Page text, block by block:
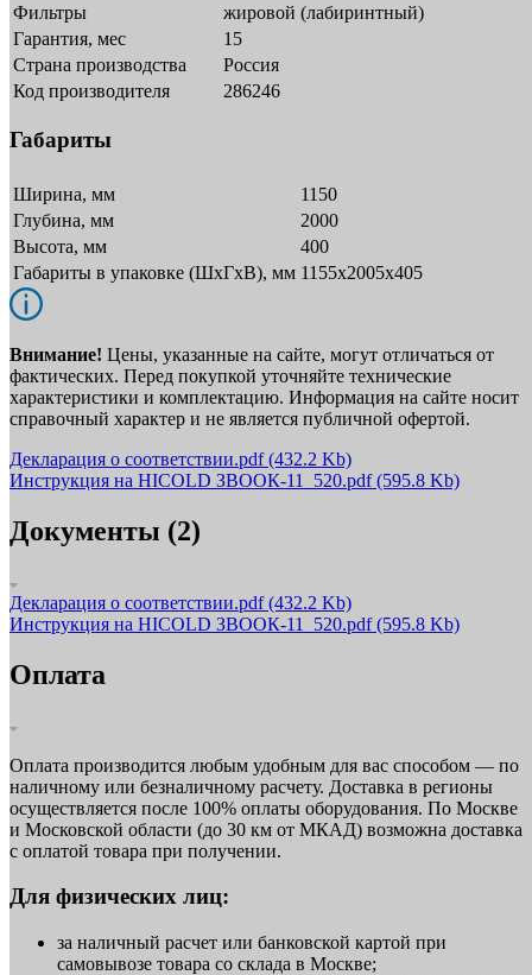
Фильтры
жировой (лабиринтный)
Гарантия, мес
15
Страна производства
Россия
Код производителя
286246
Габариты
Ширина, мм
1150
Глубина, мм
2000
Высота, мм
400
Габариты в упаковке (ШxГxВ), мм 1155x2005x405
Внимание! Цены, указанные на сайте, могут отличаться от
фактических. Перед покупкой уточняйте технические
характеристики и комплектацию. Информация на сайте носит
справочный характер и не является публичной офертой.
Декларация о соответствии.pdf(432.2 Kb)
Инструкция на HICOLD ЗВООК-11_520.pdf(595.8 Kb)
Документы (2)
Декларация о соответствии.pdf(432.2 Kb)
Инструкция на HICOLD ЗВООК-11_520.pdf(595.8 Kb)
Оплата
Оплата производится любым удобным для вас способом — по
наличному или безналичному расчету. Доставка в регионы
осуществляется после 100% оплаты оборудования. По Москве
и Московской области (до 30 км от МКАД) возможна доставка
с оплатой товара при получении.
Для физических лиц:
за наличный расчет или банковской картой при
самовывозе товара со склада в Москве;